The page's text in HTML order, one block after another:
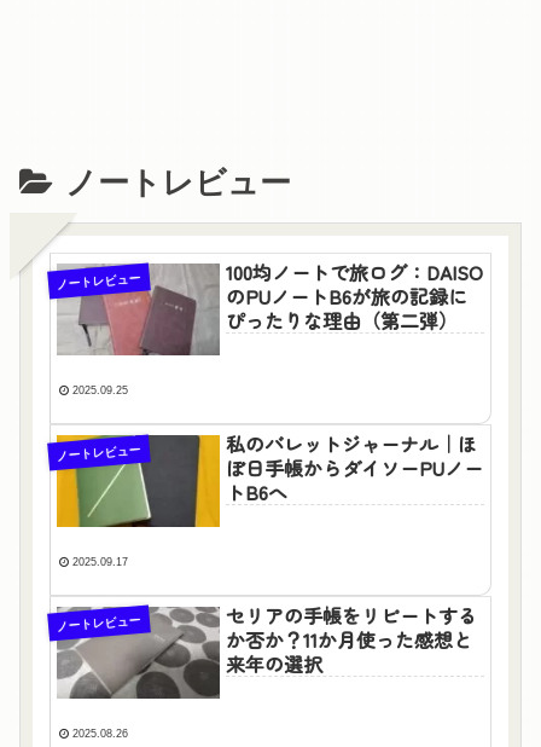
ノートレビュー
ノートレビュー
100均ノートで旅ログ：DAISO
のPUノートB6が旅の記録に
ぴったりな理由（第二弾）
2025.09.25
ノートレビュー
私のバレットジャーナル｜ほ
ぼ日手帳からダイソーPUノー
トB6へ
2025.09.17
ノートレビュー
セリアの手帳をリピートする
か否か？11か月使った感想と
来年の選択
2025.08.26